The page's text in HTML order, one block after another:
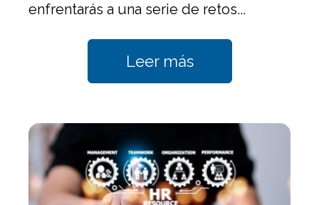
enfrentarás a una serie de retos...
Leer más